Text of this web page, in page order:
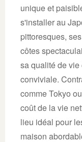
unique et
s'installer au
pittoresques,
côtes
sa qualité de
conviviale.
comme Tokyo
coût de la vie
lieu idéal pour
maison